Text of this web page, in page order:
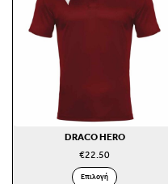
DRACO HERO
€22.50
Επιλογή